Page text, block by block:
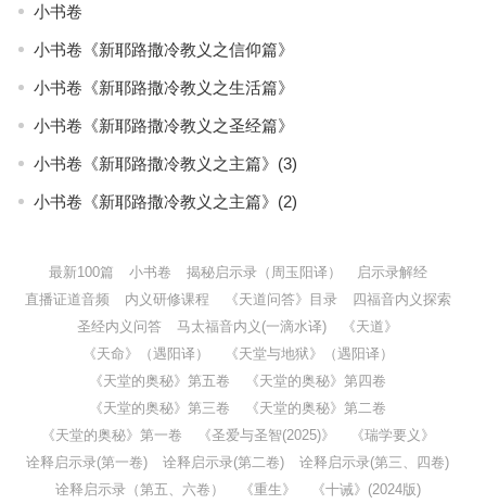
小书卷
小书卷《新耶路撒冷教义之信仰篇》
小书卷《新耶路撒冷教义之生活篇》
小书卷《新耶路撒冷教义之圣经篇》
小书卷《新耶路撒冷教义之主篇》(3)
小书卷《新耶路撒冷教义之主篇》(2)
最新100篇 小书卷 揭秘启示录（周玉阳译）
启示录解经
直播证道音频
内义研修课程 《天道问答》目录
四福音内义探索
圣经内义问答
马太福音内义(一滴水译)
《天道》
《天命》（遇阳译）
《天堂与地狱》（遇阳译）
《天堂的奥秘》第五卷
《天堂的奥秘》第四卷
《天堂的奥秘》第三卷
《天堂的奥秘》第二卷
《天堂的奥秘》第一卷
《圣爱与圣智(2025)》
《瑞学要义》
诠释启示录(第一卷)
诠释启示录(第二卷)
诠释启示录(第三、四卷)
诠释启示录（第五、六卷）
《重生》
《十诫》(2024版)